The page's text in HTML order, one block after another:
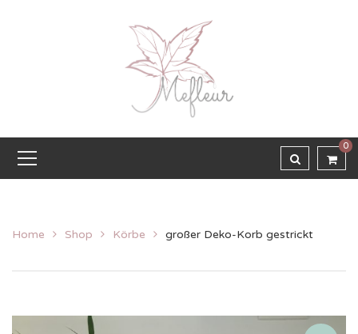
0
Home Shop Körbe großer Deko-Korb gestrickt